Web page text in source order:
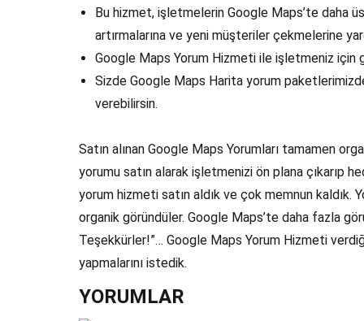
Bu hizmet, işletmelerin Google Maps’te daha
artırmalarına ve yeni müşteriler çekmelerine
Google Maps Yorum Hizmeti ile işletmeniz için
Sizde Google Maps Harita yorum
verebilirsin.
Satın alınan Google Maps Yorumları tamamen
yorumu satın alarak işletmenizi ön plana çıkarıp
yorum hizmeti satın aldık ve çok memnun
organik göründüler. Google Maps’te daha fazla
Teşekkürler!”… Google Maps Yorum Hizmeti
yapmalarını istedik.
YORUMLAR